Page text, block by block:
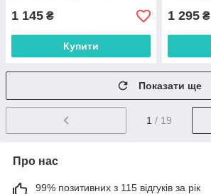
1 145 ₴
Купити
1 295 ₴
Показати ще
1 / 19
Про нас
99% позитивних з 115 відгуків за рік